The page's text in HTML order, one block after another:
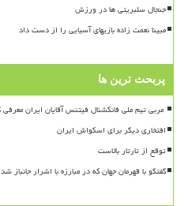
جنجال سلبریتی ها در ورزش
مبینا نعمت زاده بازیهای آسیایی را از دست داد
پربحث ترین ها
افتخاری دیگر برای اسکواش ایران
توقع از تارتار بالاست
گفتگو با قهرمان جهان که در مبارزه با اشرار جانباز شد